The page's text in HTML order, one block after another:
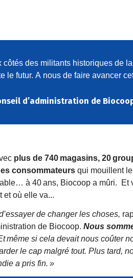
côtés des militants historiques de la
le futur. A nous de faire avancer
d’administration de
plus de 740 magasins, 20
consommateurs qui mouillent
… à 40ans, Biocoop a mûri.
Et
et où elle va...
de changer les choses,
de Biocoop. Nous
même si cela devait nous coûter
le cap malgré tout. Plus tard,
a pris fin. »